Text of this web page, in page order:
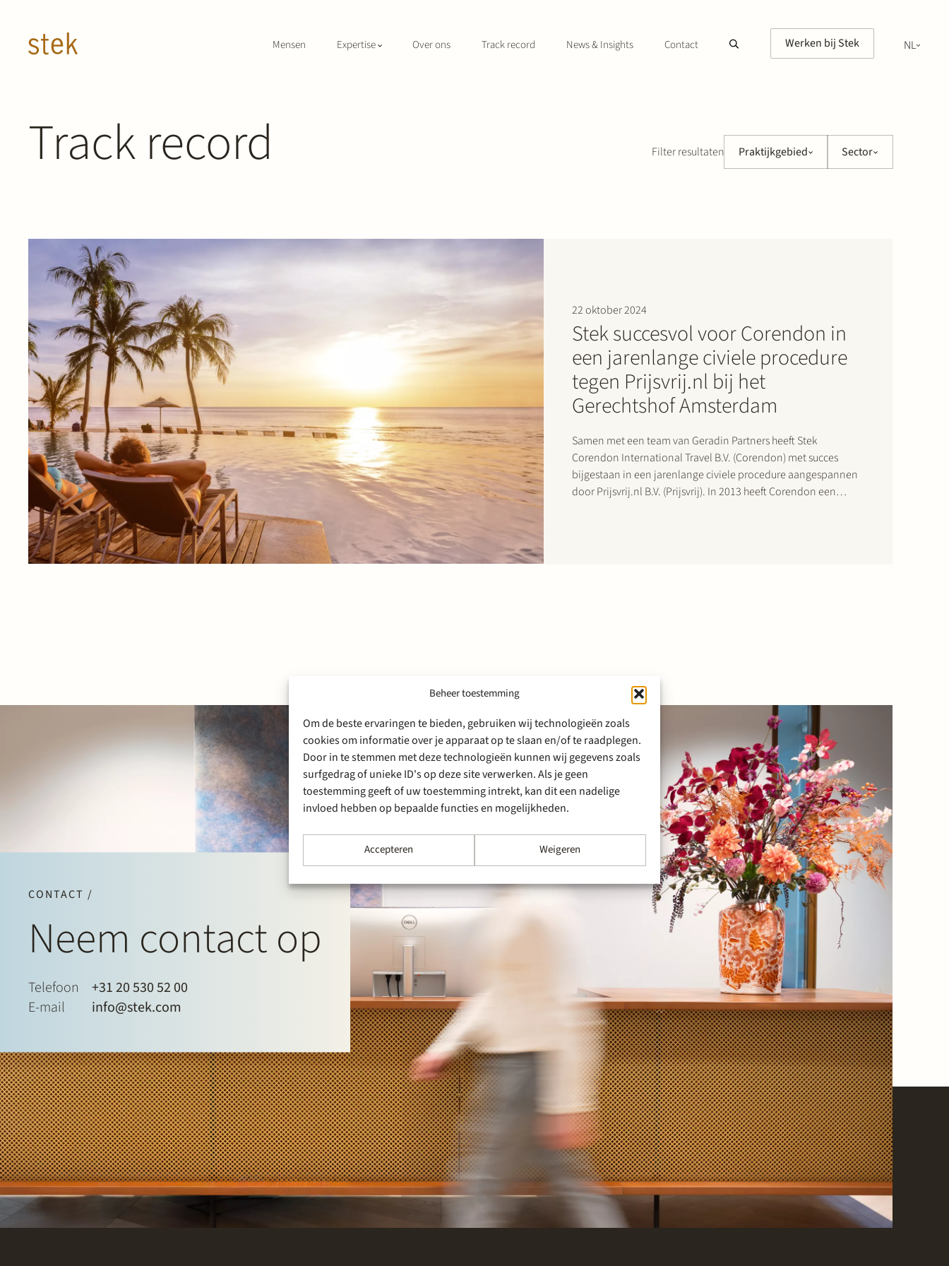
Beheer toestemming
Om de beste ervaringen te bieden, gebruiken wij technologieën zoals
cookies om informatie over je apparaat op te slaan en/of te raadplegen.
Door in te stemmen met deze technologieën kunnen wij gegevens zoals
surfgedrag of unieke ID's op deze site verwerken. Als je geen
toestemming geeft of uw toestemming intrekt, kan dit een nadelige
invloed hebben op bepaalde functies en mogelijkheden.
Accepteren Weigeren
Mensen Expertise Over ons Track record News & Insights Contact Werken bij Stek
NL
Track record Filter resultaten Praktijkgebied Sector
22 oktober 2024
Stek succesvol voor Corendon in
een jarenlange civiele procedure
tegen Prijsvrij.nl bij het
Gerechtshof Amsterdam
Samen met een team van Geradin Partners heeft Stek
Corendon International Travel B.V. (Corendon) met succes
bijgestaan in een jarenlange civiele procedure aangespannen
door Prijsvrij.nl B.V. (Prijsvrij). In 2013 heeft Corendon een
CONTACT /
Neem contact op
Telefoon
+31 20 530 52 00
E-mail
info@stek.com